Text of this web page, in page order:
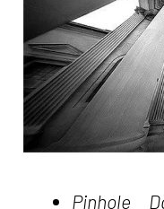
Pinhole